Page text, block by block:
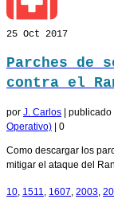
25 Oct 2017
Parches de
contra el
por J. Carlos publicado
Operativo)
0
Como descargar los
mitigar el ataque del
10, 1511, 1607, 2003,